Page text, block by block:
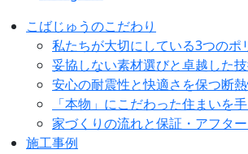
こばじゅうのこだわり
私たちが大切にしている3つのポ
妥協しない素材選びと卓越した
安心の耐震性と快適さを保つ断
「本物」にこだわった住まいを
家づくりの流れと保証・アフタ
施工事例